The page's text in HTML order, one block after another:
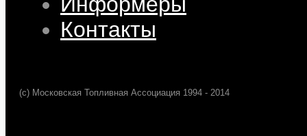
Контакты
(c) Московская Топливная Ассоциация 1994 - 2014